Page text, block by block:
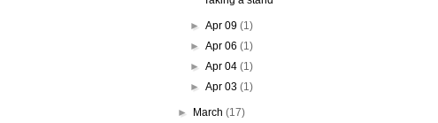
►Apr 09(1)
►Apr 06(1)
►Apr 04(1)
►Apr 03(1)
► March (17)